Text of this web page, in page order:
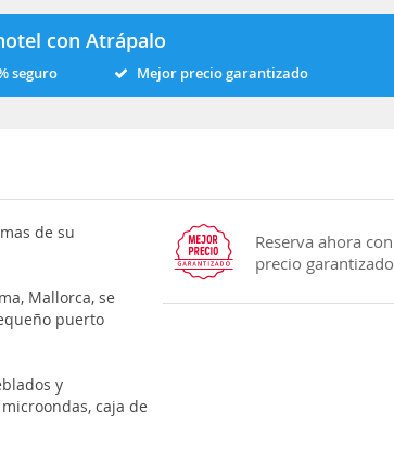
con Atrápalo
seguro Mejor precio garantizado
de su
Mallorca, se
puerto
y
caja de
Reserva ahora
precio garantizado